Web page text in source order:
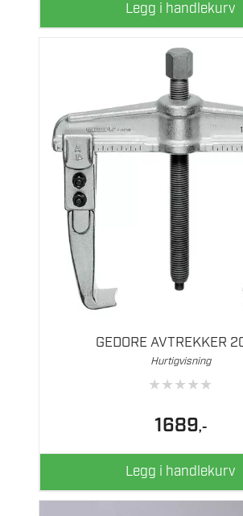
Legg i handlekurv
GEDORE AVTREKKER
Hurtigvisning
★★★★★
1689,-
Legg i handlekurv